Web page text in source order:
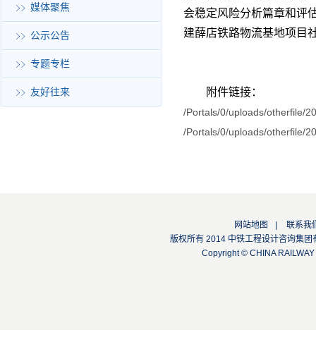
媒体聚焦
公示公告
专题专栏
友好往来
会稳定风险分析篇章和评
建薛店铁路物流基地项目
附件链接：
/Portals/0/uploads/otherfile/
/Portals/0/uploads/otherfile/
网站地图
联系我
版权所有 2014 中铁工程设计咨询
Copyright © CHINA